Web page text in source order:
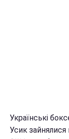
Українські
Усик зайнялися